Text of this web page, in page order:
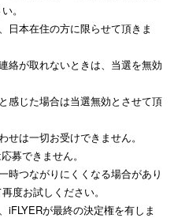
。
日本在住の方に限らせて頂きま
絡が取れないときは、当選を無効
感じた場合は当選無効とさせて頂
せは一切お受けできません。
募できません。
時つながりにくくなる場合があり
度お試しください。
iFLYERが最終の決定権を有しま